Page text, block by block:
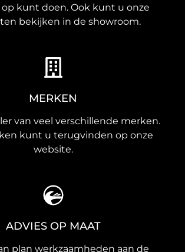
op kunt doen. Ook kunt u onze
bekijken in de showroom.
MERKEN
van veel verschillende merken.
kunt u terugvinden op onze
website.
ADVIES OP MAAT
plan werkzaamheden aan de